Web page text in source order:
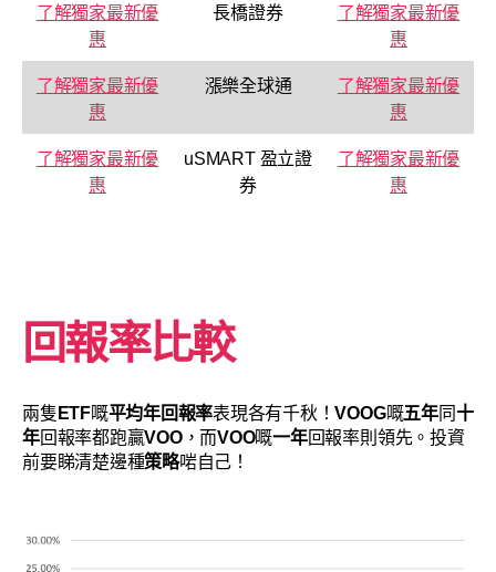
了解獨家最新優
惠
長橋證券
了解獨家最新優
惠
了解獨家最新優
惠
漲樂全球通
了解獨家最新優
惠
了解獨家最新優
惠
uSMART 盈立證
券
了解獨家最新優
惠
回報率比較
兩隻 ETF嘅平均年回報率表現各有千秋！VOOG嘅五年同十
年回報率都跑贏VOO，而VOO嘅一年回報率則領先。投資
前要睇清楚邊種策略啱自己！